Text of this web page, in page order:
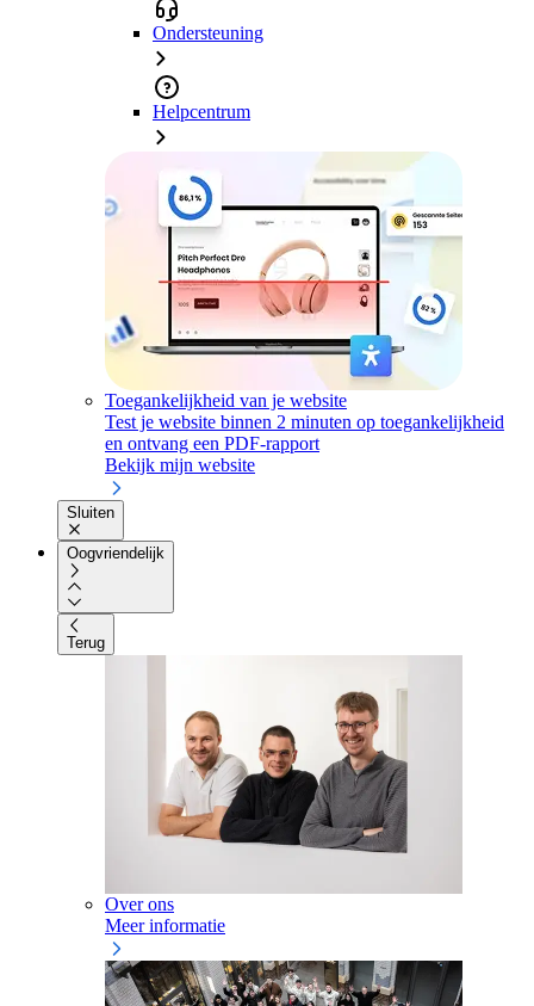
Ondersteuning
Helpcentrum
Toegankelijkheid van je website
Test je website binnen 2 minuten op toegankelijkheid
en ontvang een PDF-rapport
Bekijk mijn website
Sluiten
Oogvriendelijk
Terug
Over ons
Meer informatie